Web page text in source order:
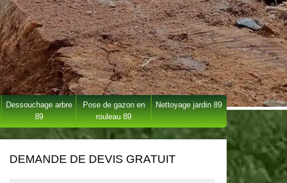
Dessouchage arbre
89
Pose de gazon en
rouleau 89
Nettoyage jardin 89
DEMANDE DE DEVIS GRATUIT